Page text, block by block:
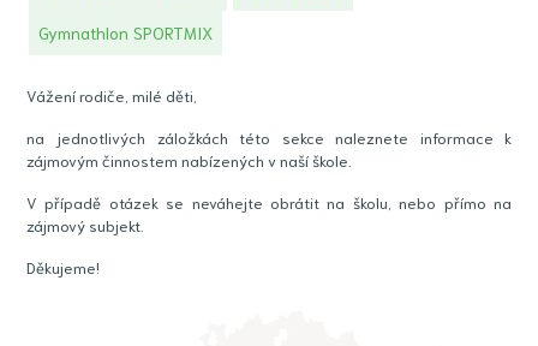
Gymnathlon SPORTMIX
Vážení rodiče, milé děti,
na jednotlivých záložkách této sekce naleznete informace k
zájmovým činnostem nabízených v naší škole.
V případě otázek se neváhejte obrátit na školu, nebo přímo na
zájmový subjekt.
Děkujeme!